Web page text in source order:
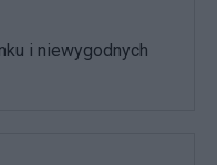
i niewygodnych